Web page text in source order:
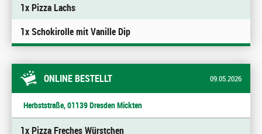
1x Pizza Lachs
1x Schokirolle mit Vanille Dip
ONLINE BESTELLT 09.05.2026
Herbststraße, 01139 Dresden Mickten
1x Pizza Freches Würstchen